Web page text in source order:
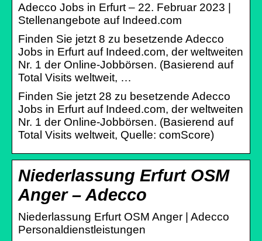
Adecco Jobs in Erfurt – 22. Februar 2023 |
Stellenangebote auf Indeed.com
Finden Sie jetzt 8 zu besetzende Adecco
Jobs in Erfurt auf Indeed.com, der weltweiten
Nr. 1 der Online-Jobbörsen. (Basierend auf
Total Visits weltweit, …
Finden Sie jetzt 28 zu besetzende Adecco
Jobs in Erfurt auf Indeed.com, der weltweiten
Nr. 1 der Online-Jobbörsen. (Basierend auf
Total Visits weltweit, Quelle: comScore)
Niederlassung Erfurt OSM
Anger – Adecco
Niederlassung Erfurt OSM Anger | Adecco
Personaldienstleistungen